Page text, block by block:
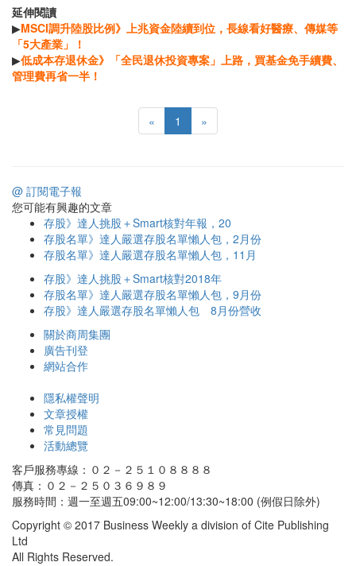
延伸閱讀
▶MSCI調升陸股比例》上兆資金陸續到位，長線看好醫療、傳媒等
「5大產業」！
▶低成本存退休金》「全民退休投資專案」上路，買基金免手續費、
管理費再省一半！
« 1 »
@ 訂閱電子報
您可能有興趣的文章
存股》達人挑股＋Smart核對年報，20
存股名單》達人嚴選存股名單懶人包，2月份
存股名單》達人嚴選存股名單懶人包，11月
存股》達人挑股＋Smart核對2018年
存股名單》達人嚴選存股名單懶人包，9月份
存股》達人嚴選存股名單懶人包 8月份營收
關於商周集團
廣告刊登
網站合作
隱私權聲明
文章授權
常見問題
活動總覽
客戶服務專線：０２－２５１０８８８８
傳真：０２－２５０３６９８９
服務時間：週一至週五09:00~12:00/13:30~18:00 (例假日除外)
Copyright © 2017 Business Weekly a division of Cite Publishing
Ltd
All Rights Reserved.